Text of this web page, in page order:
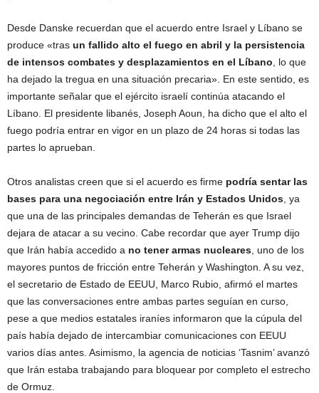
Desde Danske recuerdan que el acuerdo entre Israel y Líbano se
produce «tras un fallido alto el fuego en abril y la persistencia
de intensos combates y desplazamientos en el Líbano , lo que
ha dejado la tregua en una situación precaria». En este sentido, es
importante señalar que el ejército israelí continúa atacando el
Líbano. El presidente libanés, Joseph Aoun, ha dicho que el alto el
fuego podría entrar en vigor en un plazo de 24 horas si todas las
partes lo aprueban.
Otros analistas creen que si el acuerdo es firme podría sentar las
bases para una negociación entre Irán y Estados Unidos , ya
que una de las principales demandas de Teherán es que Israel
dejara de atacar a su vecino. Cabe recordar que ayer Trump dijo
que Irán había accedido a no tener armas nucleares , uno de los
mayores puntos de fricción entre Teherán y Washington. A su vez,
el secretario de Estado de EEUU, Marco Rubio, afirmó el martes
que las conversaciones entre ambas partes seguían en curso,
pese a que medios estatales iraníes informaron que la cúpula del
país había dejado de intercambiar comunicaciones con EEUU
varios días antes. Asimismo, la agencia de noticias ‘Tasnim’ avanzó
que Irán estaba trabajando para bloquear por completo el estrecho
de Ormuz.